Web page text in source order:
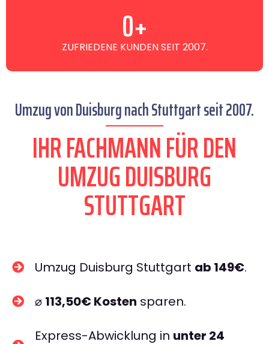
ZUFRIEDENE KUNDEN SEIT 2007.
0+
Umzug von Duisburg nach Stuttgart seit 2007.
IHR FACHMANN FÜR DEN
UMZUG DUISBURG
STUTTGART
Umzug Duisburg Stuttgart ab 149€.
⌀ 113,50€ Kosten sparen.
Express-Abwicklung in unter 24